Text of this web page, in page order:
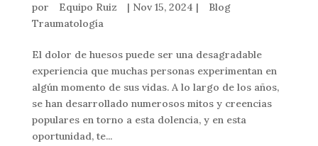
por Equipo Ruiz | Nov 15, 2024 |
Blog
Traumatología
El dolor de huesos puede ser una desagradable
experiencia que muchas personas experimentan en
algún momento de sus vidas. A lo largo de los años,
se han desarrollado numerosos mitos y creencias
populares en torno a esta dolencia, y en esta
oportunidad, te...